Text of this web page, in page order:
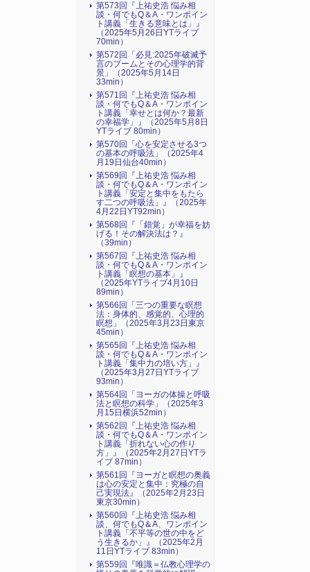
第573回『上祐史浩 悩み相
談・何でもQ＆A・ワンポイン
ト講義「生きる意味とは」』
（2025年5月26日YTライブ
70min）
第572回「必見:2025年破滅予
言のブームとその心理学的背
景」（2025年5月14日
33min）
第571回『上祐史浩 悩み相
談・何でもQ＆A・ワンポイン
ト講義「幸せとは何か？最新
の幸福学」』（2025年5月8日
YTライブ 80min）
第570回「心を安定させる3つ
の基本の呼吸法」（2025年4
月19日仙台40min）
第569回『上祐史浩 悩み相
談・何でもQ＆A・ワンポイン
ト講義「安定と集中をもたら
す二つの呼吸法」』（2025年
4月22日YT92min）
第568回『「錯覚」が幸福を妨
げる！その解決法は？』
（39min）
第567回『上祐史浩 悩み相
談・何でもQ＆A・ワンポイン
ト講義「瞑想の基本」』
（2025年YTライブ4月10日
89min）
第566回「三つの重要な瞑想
法：身体的、感覚的、心理的
瞑想」（2025年3月23日東京
45min）
第565回『上祐史浩 悩み相
談・何でもQ＆A・ワンポイン
ト講義「集中力の培い方」』
（2025年3月27日YTライブ
93min）
第564回「ヨーガの体操と呼吸
法と瞑想の科学」（2025年3
月15日横浜52min）
第562回『上祐史浩 悩み相
談・何でもQ＆A・ワンポイン
ト講義「折れない心の作り
方」』（2025年2月27日YTラ
イブ 87min）
第561回『ヨーガと瞑想の奥義
は心の安定と集中：究極の自
己実現法』（2025年2月23日
東京30min）
第560回『上祐史浩 悩み相
談、何でもQ＆A、ワンポイン
ト講義「不平等の世の中をど
う生きるか」』（2025年2月
11日YTライブ 83min）
第559回『唯識＝仏教心理学の